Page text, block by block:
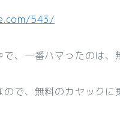
543/
で、一番ハマったのは、
ので、無料のカヤック